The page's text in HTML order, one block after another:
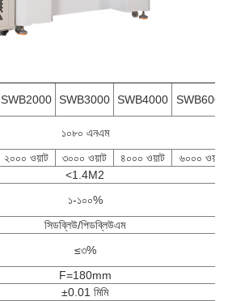
SWB2000 SWB3000 SWB4000
SWB6000
১০৮০ এনএম
২০০০ ওয়াট ৩০০০ ওয়াট ৪০০০ ওয়াট
৬০০০ ওয়াট
<1.4M2
১-১০০%
সিডব্লিউ/পিডব্লিউএম
≤৩%
F=180mm
±0.01 মিমি